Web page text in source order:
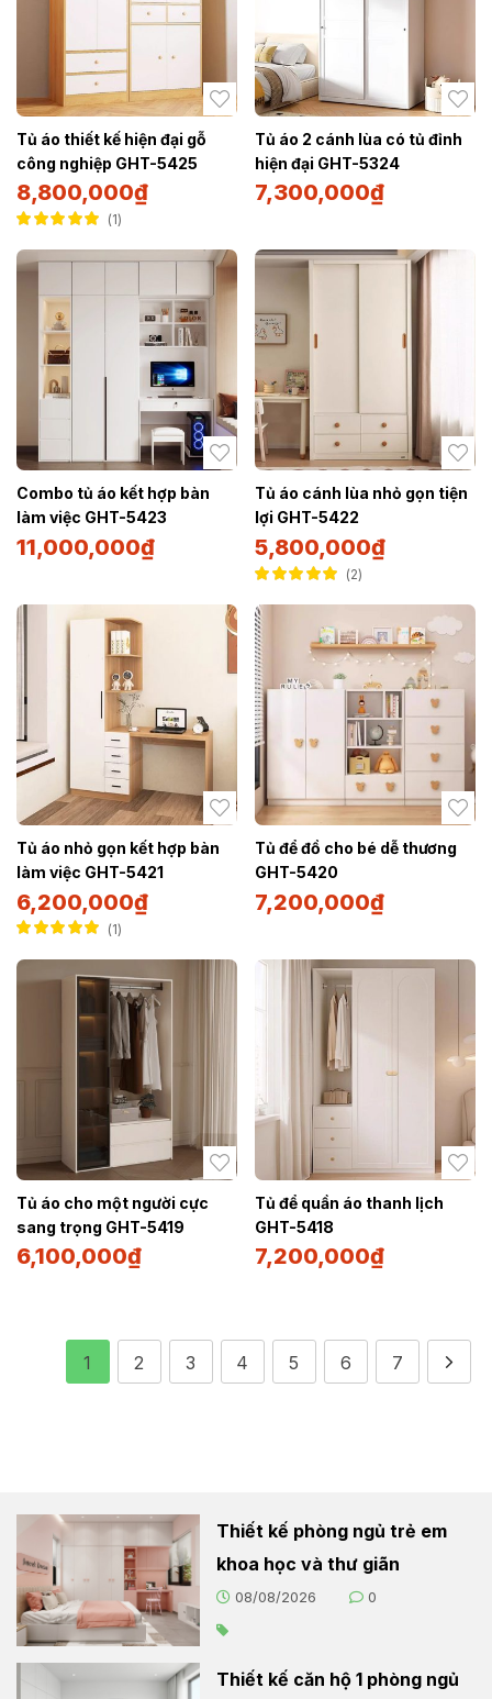
Tủ áo thiết kế hiện đại gỗ
công nghiệp GHT-5425
8,800,000₫
5.005 sao
1
Tủ áo 2 cánh lùa có tủ đỉnh
hiện đại GHT-5324
7,300,000₫
Combo tủ áo kết hợp bàn
làm việc GHT-5423
11,000,000₫
Tủ áo cánh lùa nhỏ gọn tiện
lợi GHT-5422
5,800,000₫
5.005 sao
2
Tủ áo nhỏ gọn kết hợp bàn
làm việc GHT-5421
6,200,000₫
5.005 sao
1
Tủ để đồ cho bé dễ thương
GHT-5420
7,200,000₫
Tủ áo cho một người cực
sang trọng GHT-5419
6,100,000₫
Tủ để quần áo thanh lịch
GHT-5418
7,200,000₫
1 2 3 4 5 6 7
Thiết kế phòng ngủ trẻ em
khoa học và thư giãn
08/08/2026 0
Thiết kế căn hộ 1 phòng ngủ